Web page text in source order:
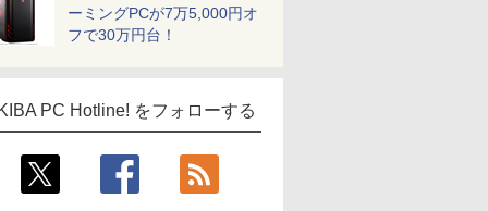
ーミングPCが7万5,000円オ
フで30万円台！
PC Hotline! をフォローする